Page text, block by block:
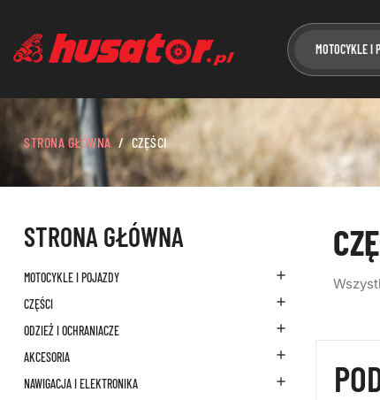
MOTOCYKLE I
STRONA GŁÓWNA CZĘŚCI
STRONA GŁÓWNA
MOTOCYKLE I POJAZDY 
CZĘŚCI 
ODZIEŻ I OCHRANIACZE 
AKCESORIA 
NAWIGACJA I ELEKTRONIKA 